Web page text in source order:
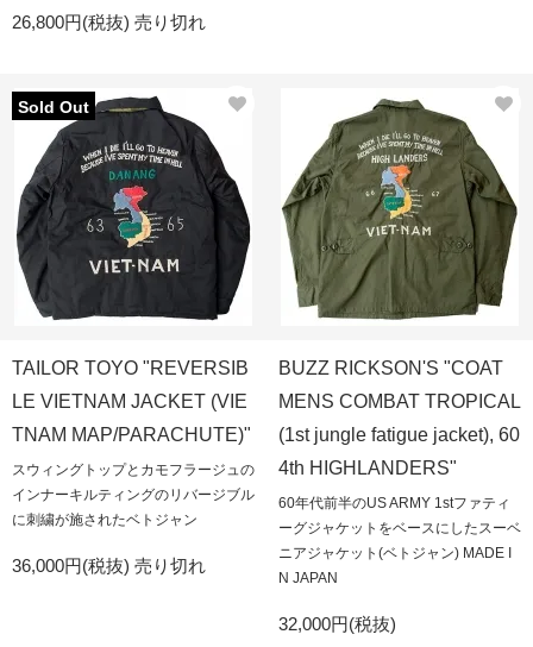
26,800円(税抜) 売り切れ
Sold Out
TAILOR TOYO "REVERSIB
LE VIETNAM JACKET (VIE
TNAM MAP/PARACHUTE)"
スウィングトップとカモフラージュの
インナーキルティングのリバージブル
に刺繍が施されたベトジャン
36,000円(税抜) 売り切れ
BUZZ RICKSON'S "COAT
MENS COMBAT TROPICAL
(1st jungle fatigue jacket), 60
4th HIGHLANDERS"
60年代前半のUS ARMY 1stファティ
ーグジャケットをベースにしたスーベ
ニアジャケット(ベトジャン) MADE I
N JAPAN
32,000円(税抜)